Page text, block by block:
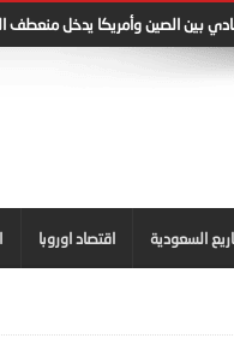
بين الصين وأمريكا يدخل منعطف
السعودية اقتصاد اوروبا